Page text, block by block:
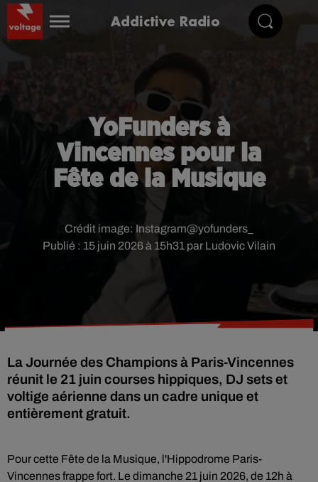
Addictive Radio
YoFunders à
Vincennes pour la
Fête de la Musique
Publié : 15 juin 2026 à 15h31 par Ludovic Vilain
Crédit image: Instagram@yofunders_
La Journée des Champions à Paris-Vincennes
réunit le 21 juin courses hippiques, DJ sets et
voltige aérienne dans un cadre unique et
entièrement gratuit.
Pour cette Fête de la Musique, l'Hippodrome Paris-
Vincennes frappe fort. Le dimanche 21 juin 2026, de 12h à